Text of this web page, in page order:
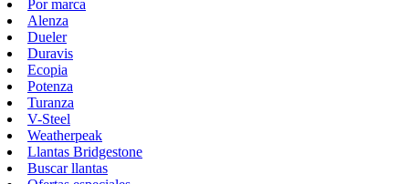
Por marca
Alenza
Dueler
Duravis
Ecopia
Potenza
Turanza
V-Steel
Weatherpeak
Llantas Bridgestone
Buscar llantas